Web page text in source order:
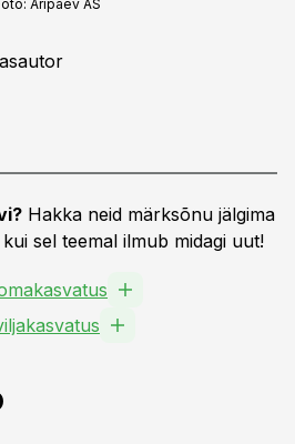
Äripäev AS
Hakka neid märksõnu jälgima
sel teemal ilmub midagi uut!